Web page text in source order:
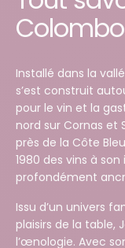
Colombo
Installé dans la
s’est construit
pour le vin et la
nord sur Cornas et
près de la Côte
1980 des vins à
profondément
Issu d’un univers
plaisirs de la table,
l’œnologie. Avec